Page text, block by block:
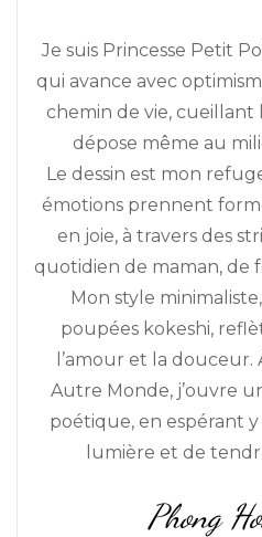
Je suis Princesse Petit
qui avance avec
chemin de vie, cueillant
dépose même au
Le dessin est mon
émotions prennent
en joie, à travers des
quotidien de maman, de
Mon style
poupées kokeshi,
l’amour et la douceur.
Autre Monde, j’ouvre
poétique, en espérant
lumière et de
Phong